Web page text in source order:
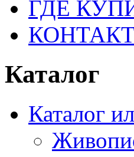
ГДЕ
Каталог
Каталог